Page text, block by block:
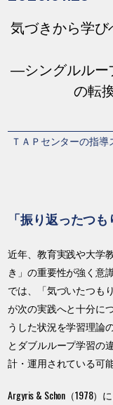
気づきから学
―シングルルー
の転
ＴＡＰセンターの指
「振り返ったつ
近年、教育実践や大学
き」の重要性が強く意
では、「気づいたつも
が次の実践へと十分に
うした状況を学習理論
とダブルループ学習の
計・運用されている可
Argyris & Schon（1978